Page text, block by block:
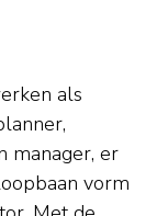
als
manager, er
vorm